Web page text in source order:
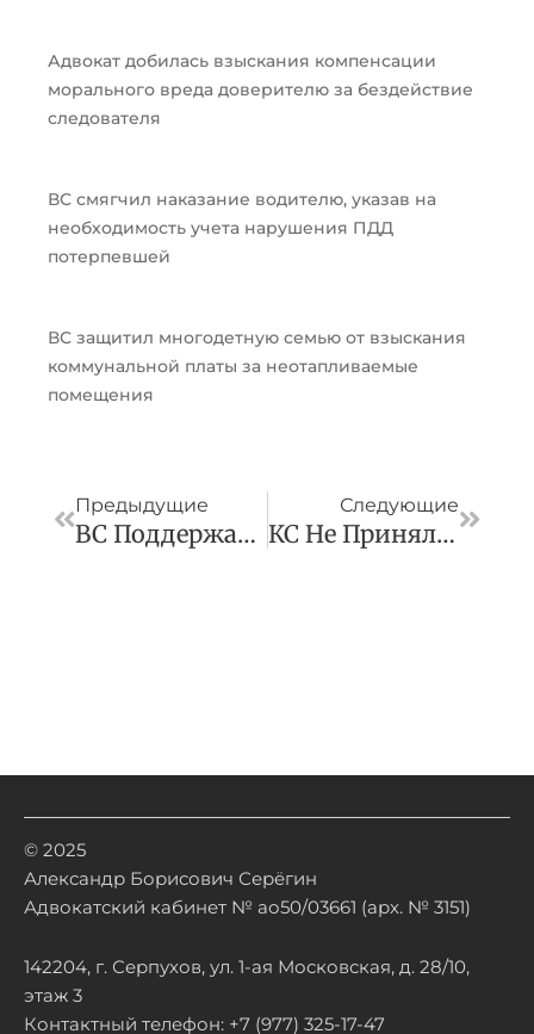
Адвокат добилась взыскания компенсации
морального вреда доверителю за бездействие
следователя
ВС смягчил наказание водителю, указав на
необходимость учета нарушения ПДД
потерпевшей
ВС защитил многодетную семью от взыскания
коммунальной платы за неотапливаемые
помещения
Предыдущие
ВС Поддержал Прекращение Дела Об Умышленном Уничтожении Чужого Имущества В Связи С Примирением Сторон
Следующие
КС Не Принял Жалобу На Возможность Взыскания Налоговой Задолженности За Пределами Установленных Сроков
© 2025
Александр Борисович Серёгин
Адвокатский кабинет № ао50/03661 (арх. № 3151)
142204, г. Серпухов, ул. 1-ая Московская, д. 28/10,
этаж 3
Контактный телефон: +7 (977) 325-17-47